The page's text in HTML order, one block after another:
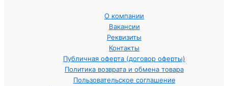
О компании
Вакансии
Реквизиты
Контакты
Публичная оферта (договор оферты)
Политика возврата и обмена товара
Пользовательское соглашение